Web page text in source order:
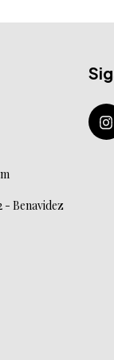
- Benavidez